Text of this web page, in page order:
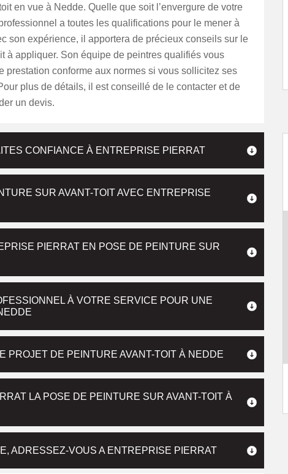
en vue à Nedde. Quelle que soit l’envergure de votre
a toutes les qualifications pour le mener à
son expérience, il apportera de précieux conseils sur le
à appliquer. Son équipe de peintres qualifiés vous
prestation conforme aux normes si vous sollicitez ses
plus de détails, il est conseillé de le contacter et de
un devis.
CONFIANCE À ENTREPRISE PIERRAT
SUR AVANT-TOIT AVEC ENTREPRISE
PIERRAT EN POSE DE PEINTURE SUR
À VOTRE SERVICE POUR UNE
PROJET DE PEINTURE AVANT-TOIT À NEDDE
LA POSE DE PEINTURE SUR AVANT-TOIT À
ADRESSEZ-VOUS A ENTREPRISE PIERRAT